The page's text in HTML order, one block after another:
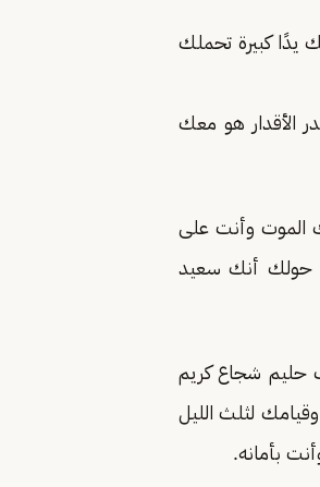
يدًا كبيرة تحملك
الأقدار هو معك
الموت وأنت على
حولك أنك سعيد
حليم شجاع كريم
لثلث الليل
بأمانه.